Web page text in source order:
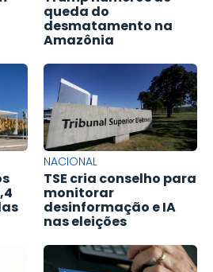
queda do
desmatamento na
Amazônia
NACIONAL
TSE cria conselho para
monitorar
desinformação e IA
nas eleições